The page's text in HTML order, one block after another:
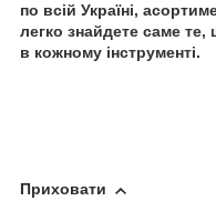
по всій Україні,
легко знайдете саме
в кожному інструменті.
Приховати